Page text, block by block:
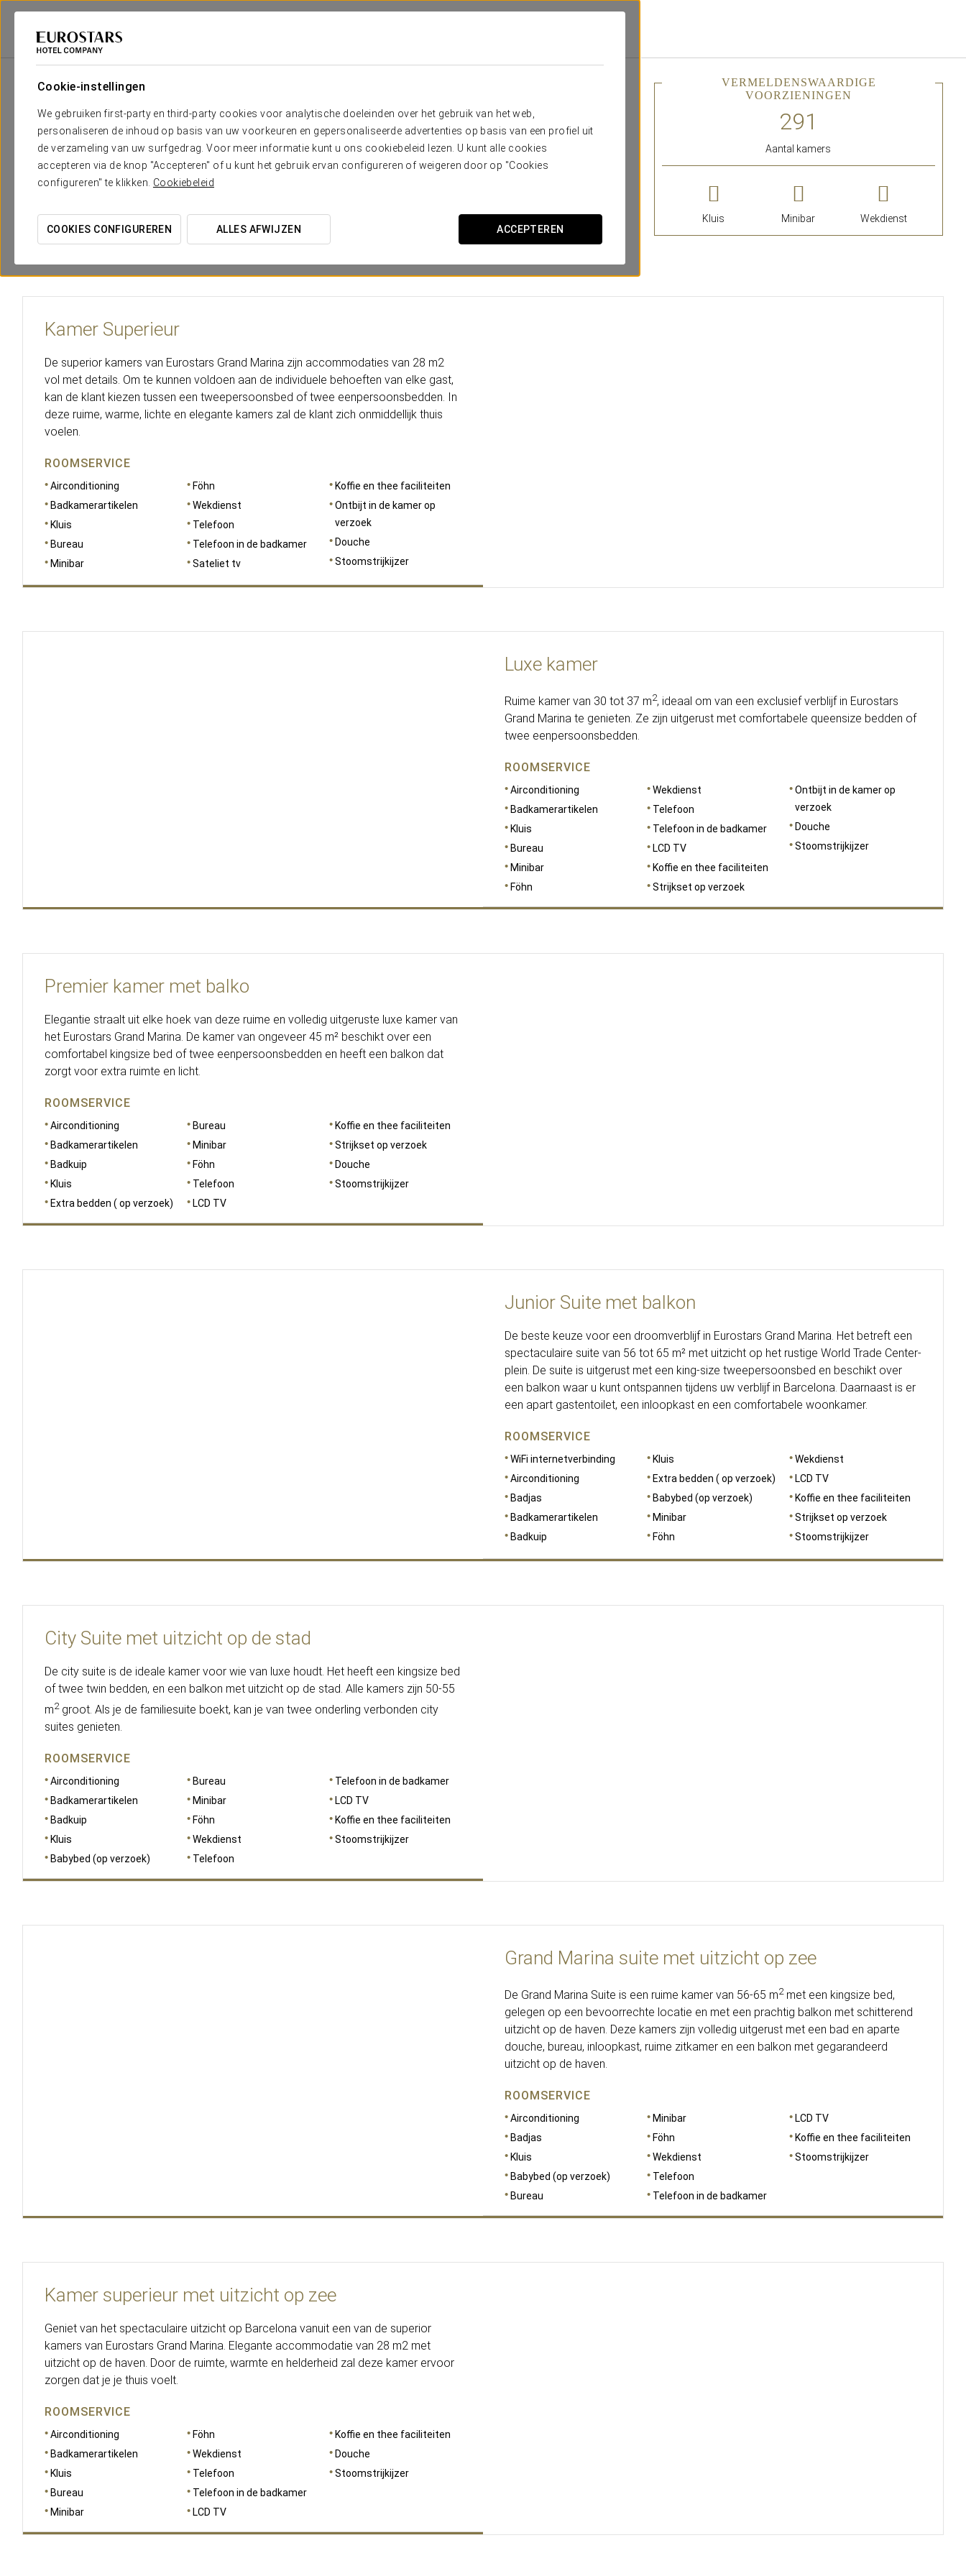
Cookie-instellingen
We gebruiken first-party en third-party cookies voor analytische doeleinden over het gebruik van het web,
personaliseren de inhoud op basis van uw voorkeuren en gepersonaliseerde advertenties op basis van een profiel uit
de verzameling van uw surfgedrag. Voor meer informatie kunt u ons cookiebeleid lezen. U kunt alle cookies
accepteren via de knop "Accepteren" of u kunt het gebruik ervan configureren of weigeren door op "Cookies
configureren" te klikken. Cookiebeleid
COOKIES CONFIGUREREN ALLES AFWIJZEN ACCEPTEREN
Eurostars Hotel Company
Het comfort en de rust die je nodig hebt
HetEurostars Grand Marina beschikt over in totaal 291 kamers, gelegen in een 8-verdiepingen tellend gebouw in de
vorm van een transatlantisch schip. Het aanbod bestaat uit 244 tweepersoonskamers en 47 suites. Het zijn avant-
gardistische luxe accommodaties die de nieuwste technologische innovaties bevatten en maximaal comfort
garanderen. In deze lijn biedt het hotel zijn gasten een unieke en originele service: het kussenmenu, waarmee ze het
De kamers zijn elegant en sober ingericht, met warme tinten, nobele houtsoorten en hoogwaardige stoffen, en bieden
VERMELDENSWAARDIGE
VOORZIENINGEN
Aantal kamers
Kluis Minibar Wekdienst
Kamer Superieur
De superior kamers van Eurostars Grand Marina zijn accommodaties van 28 m2
vol met details. Om te kunnen voldoen aan de individuele behoeften van elke gast,
kan de klant kiezen tussen een tweepersoonsbed of twee eenpersoonsbedden. In
deze ruime, warme, lichte en elegante kamers zal de klant zich onmiddellijk thuis
voelen.
ROOMSERVICE
Airconditioning
Badkamerartikelen
Kluis
Bureau
Minibar
Föhn
Wekdienst
Telefoon
Telefoon in de badkamer
Sateliet tv
Koffie en thee faciliteiten
Ontbijt in de kamer op
verzoek
Douche
Stoomstrijkijzer
Luxe kamer
Ruime kamer van 30 tot 37 m2, ideaal om van een exclusief verblijf in Eurostars
Grand Marina te genieten. Ze zijn uitgerust met comfortabele queensize bedden of
twee eenpersoonsbedden.
ROOMSERVICE
Airconditioning
Badkamerartikelen
Kluis
Bureau
Minibar
Föhn
Wekdienst
Telefoon
Telefoon in de badkamer
LCD TV
Koffie en thee faciliteiten
Strijkset op verzoek
Ontbijt in de kamer op
verzoek
Douche
Stoomstrijkijzer
Premier kamer met balko
Elegantie straalt uit elke hoek van deze ruime en volledig uitgeruste luxe kamer van
het Eurostars Grand Marina. De kamer van ongeveer 45 m² beschikt over een
comfortabel kingsize bed of twee eenpersoonsbedden en heeft een balkon dat
zorgt voor extra ruimte en licht.
ROOMSERVICE
Airconditioning
Badkamerartikelen
Badkuip
Kluis
Extra bedden ( op verzoek)
Bureau
Minibar
Föhn
Telefoon
LCD TV
Koffie en thee faciliteiten
Strijkset op verzoek
Douche
Stoomstrijkijzer
Junior Suite met balkon
De beste keuze voor een droomverblijf in Eurostars Grand Marina. Het betreft een
spectaculaire suite van 56 tot 65 m² met uitzicht op het rustige World Trade Center-
plein. De suite is uitgerust met een king-size tweepersoonsbed en beschikt over
een balkon waar u kunt ontspannen tijdens uw verblijf in Barcelona. Daarnaast is er
een apart gastentoilet, een inloopkast en een comfortabele woonkamer.
ROOMSERVICE
WiFi internetverbinding
Airconditioning
Badjas
Badkamerartikelen
Badkuip
Kluis
Extra bedden ( op verzoek)
Babybed (op verzoek)
Minibar
Föhn
Wekdienst
LCD TV
Koffie en thee faciliteiten
Strijkset op verzoek
Stoomstrijkijzer
City Suite met uitzicht op de stad
De city suite is de ideale kamer voor wie van luxe houdt. Het heeft een kingsize bed
of twee twin bedden, en een balkon met uitzicht op de stad. Alle kamers zijn 50-55
m2groot. Als je de familiesuite boekt, kan je van twee onderling verbonden city
suites genieten.
ROOMSERVICE
Airconditioning
Badkamerartikelen
Badkuip
Kluis
Babybed (op verzoek)
Bureau
Minibar
Föhn
Wekdienst
Telefoon
Telefoon in de badkamer
LCD TV
Koffie en thee faciliteiten
Stoomstrijkijzer
Grand Marina suite met uitzicht op zee
De Grand Marina Suite is een ruime kamer van 56-65 m2met een kingsize bed,
gelegen op een bevoorrechte locatie en met een prachtig balkon met schitterend
uitzicht op de haven. Deze kamers zijn volledig uitgerust met een bad en aparte
douche, bureau, inloopkast, ruime zitkamer en een balkon met gegarandeerd
uitzicht op de haven.
ROOMSERVICE
Airconditioning
Badjas
Kluis
Babybed (op verzoek)
Bureau
Minibar
Föhn
Wekdienst
Telefoon
Telefoon in de badkamer
LCD TV
Koffie en thee faciliteiten
Stoomstrijkijzer
Kamer superieur met uitzicht op zee
Geniet van het spectaculaire uitzicht op Barcelona vanuit een van de superior
kamers van Eurostars Grand Marina. Elegante accommodatie van 28 m2 met
uitzicht op de haven. Door de ruimte, warmte en helderheid zal deze kamer ervoor
zorgen dat je je thuis voelt.
ROOMSERVICE
Airconditioning
Badkamerartikelen
Kluis
Bureau
Minibar
Föhn
Wekdienst
Telefoon
Telefoon in de badkamer
LCD TV
Koffie en thee faciliteiten
Douche
Stoomstrijkijzer